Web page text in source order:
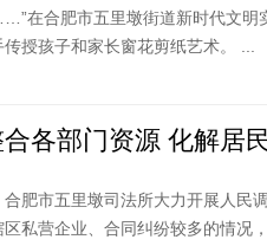
在合肥市五里墩街道新时代文明
传授孩子和家长窗花剪纸艺术。 ...
各部门资源 化解居
合肥市五里墩司法所大力开展人民
区私营企业、合同纠纷较多的情况